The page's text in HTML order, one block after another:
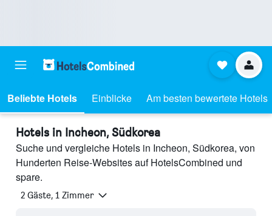
Beliebte Hotels Einblicke Am besten bewertete Hotels
Hotels in Incheon, Südkorea
Suche und vergleiche Hotels in Incheon, Südkorea, von
Hunderten Reise-Websites auf HotelsCombined und
spare.
2 Gäste, 1 Zimmer